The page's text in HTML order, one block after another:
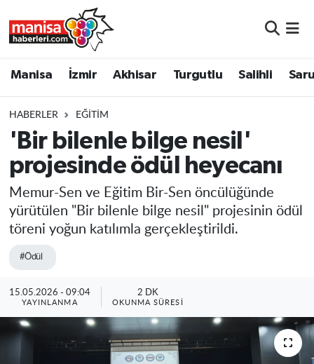
Manisa İzmir Akhisar Turgutlu Salihli
HABERLER EĞITIM
'Bir bilenle bilge nesil'
projesinde ödül heyecanı
Memur-Sen ve Eğitim Bir-Sen öncülüğünde
yürütülen "Bir bilenle bilge nesil" projesinin ödül
töreni yoğun katılımla gerçekleştirildi.
#Ödül
15.05.2026 - 09:04
YAYINLANMA
2 DK
OKUNMA SÜRESI
Turgutlu
Salihli
Saruhanlı
Resmi İlanlar
Manisa Nöbetçi Eczaneler
Manisa Trafik Yoğunluk Haritası
Süper Lig Puan Durumu ve Fikstür
Tüm Manşetler
Haber Arşivi